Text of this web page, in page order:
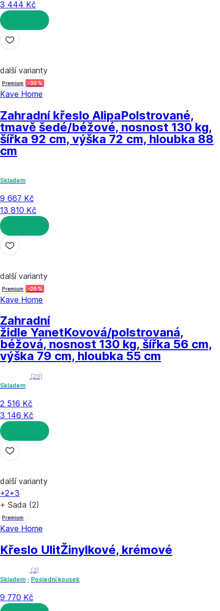
3 444 Kč
DO KOŠÍKU
další varianty
Premium -30 %
Kave Home
Zahradní křeslo AlipaPolstrované,
tmavě šedé/béžové, nosnost 130 kg,
šířka 92 cm, výška 72 cm, hloubka 88
cm
Skladem
9 667 Kč
13 810 Kč
DO KOŠÍKU
další varianty
Premium -20 %
Kave Home
Zahradní
židle YanetKovová/polstrovaná,
béžová, nosnost 130 kg, šířka 56 cm,
výška 79 cm, hloubka 55 cm
(20)
Skladem
2 516 Kč
3 146 Kč
DO KOŠÍKU
další varianty
+2+3
+ Sada (2)
Premium
Kave Home
Křeslo UlitŽinylkové, krémové
(3)
Skladem
Poslední kousek
9 770 Kč